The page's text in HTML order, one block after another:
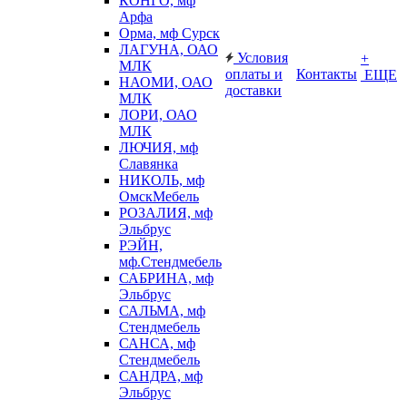
Арфа
Орма, мф Сурск
ЛАГУНА, ОАО
МЛК
НАОМИ, ОАО
МЛК
ЛОРИ, ОАО
МЛК
ЛЮЧИЯ, мф
Славянка
НИКОЛЬ, мф
ОмскМебель
РОЗАЛИЯ, мф
Эльбрус
РЭЙН,
мф.Стендмебель
САБРИНА, мф
Эльбрус
САЛЬМА, мф
Стендмебель
САНСА, мф
Стендмебель
САНДРА, мф
Эльбрус
Условия
оплаты и
доставки
Контакты
+
ЕЩЕ